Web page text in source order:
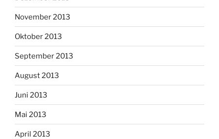
November 2013
Oktober 2013
September 2013
August 2013
Juni 2013
Mai 2013
April 2013